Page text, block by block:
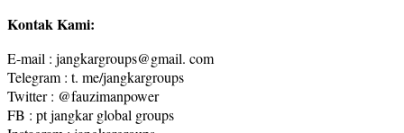
Kontak Kami:
E-mail : jangkargroups@gmail. com
Telegram : t. me/jangkargroups
Twitter : @fauzimanpower
FB : pt jangkar global groups